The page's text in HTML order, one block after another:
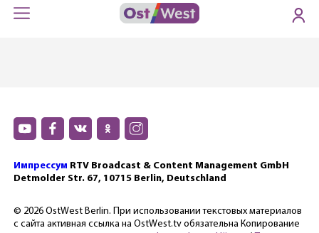
Импрессум RTV Broadcast & Content Management GmbH
Detmolder Str. 67, 10715 Berlin, Deutschland
© 2026 OstWest Berlin. При использовании текстовых материалов
с сайта активная ссылка на OstWest.tv обязательна Копирование